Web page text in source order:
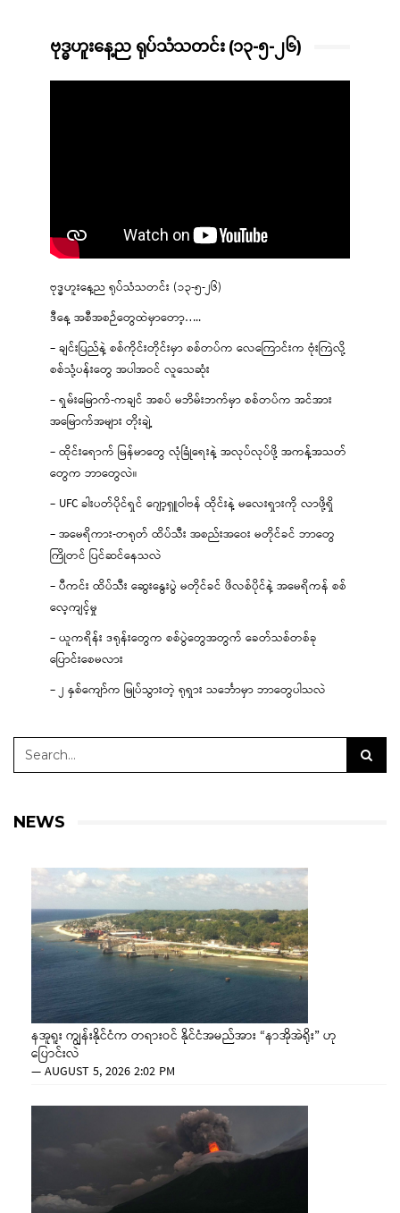
ဗုဒ္ဓဟူးနေ့ည ရုပ်သံသတင်း (၁၃-၅-၂၆)
ဗုဒ္ဓဟူးနေ့ည ရုပ်သံသတင်း (၁၃-၅-၂၆)
ဒီနေ့ အစီအစဉ်တွေထဲမှာတော့…..
– ချင်းပြည်နဲ့ စစ်ကိုင်းတိုင်းမှာ စစ်တပ်က လေကြောင်းက ဗုံးကြဲလို့
စစ်သုံ့ပန်းတွေ အပါအဝင် လူသေဆုံး
– ရှမ်းမြောက်-ကချင် အစပ် မဘိမ်းဘက်မှာ စစ်တပ်က အင်အား
အမြောက်အများ တိုးချဲ့
– ထိုင်းရောက် မြန်မာတွေ လုံခြုံရေးနဲ့ အလုပ်လုပ်ဖို့ အကန့်အသတ်
တွေက ဘာတွေလဲ။
– UFC ခါးပတ်ပိုင်ရှင် ဂျော့ရှူဝါဗန် ထိုင်းနဲ့ မလေးရှားကို လာဖို့ရှိ
– အမေရိကား-တရုတ် ထိပ်သီး အစည်းအဝေး မတိုင်ခင် ဘာတွေ
ကြိုတင် ပြင်ဆင်နေသလဲ
– ပီကင်း ထိပ်သီး ဆွေးနွေးပွဲ မတိုင်ခင် ဖိလစ်ပိုင်နဲ့ အမေရိကန် စစ်
လေ့ကျင့်မှု
– ယူကရိန်း ဒရုန်းတွေက စစ်ပွဲတွေအတွက် ခေတ်သစ်တစ်ခု
ပြောင်းစေမလား
– ၂ နှစ်ကျော်က မြုပ်သွားတဲ့ ရုရှား သင်္ဘောမှာ ဘာတွေပါသလဲ
NEWS
နအူရူး ကျွန်းနိုင်ငံက တရားဝင် နိုင်ငံအမည်အား “နာအိုအဲရိုး” ဟု
ပြောင်းလဲ
—AUGUST 5, 2026 2:02 PM